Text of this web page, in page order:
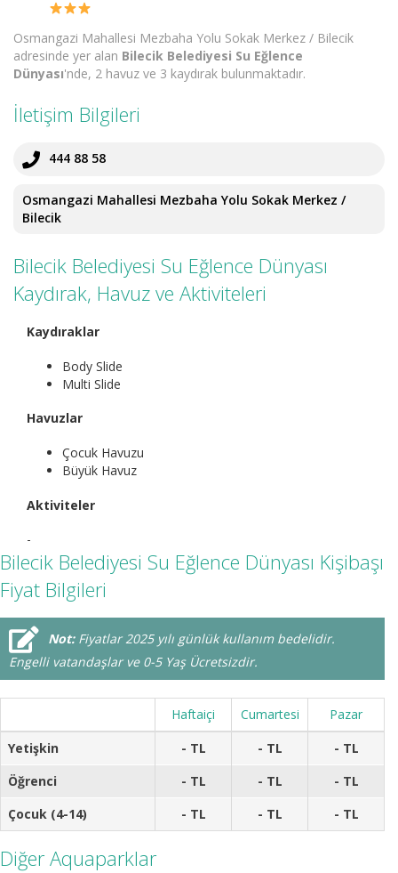
Osmangazi Mahallesi Mezbaha Yolu Sokak Merkez / Bilecik
adresinde yer alan Bilecik Belediyesi Su Eğlence
Dünyası'nde, 2 havuz ve 3 kaydırak bulunmaktadır.
İletişim Bilgileri
444 88 58
Osmangazi Mahallesi Mezbaha Yolu Sokak Merkez /
Bilecik
Bilecik Belediyesi Su Eğlence Dünyası
Kaydırak, Havuz ve Aktiviteleri
Kaydıraklar
Body Slide
Multi Slide
Havuzlar
Çocuk Havuzu
Büyük Havuz
Aktiviteler
-
Bilecik Belediyesi Su Eğlence Dünyası Kişibaşı
Fiyat Bilgileri
Not: Fiyatlar 2025 yılı günlük kullanım bedelidir.
Engelli vatandaşlar ve 0-5 Yaş Ücretsizdir.
Haftaiçi Cumartesi
Pazar
Yetişkin
- TL - TL
- TL
Öğrenci
- TL - TL
- TL
Çocuk (4-14)
- TL - TL - TL
Diğer Aquaparklar